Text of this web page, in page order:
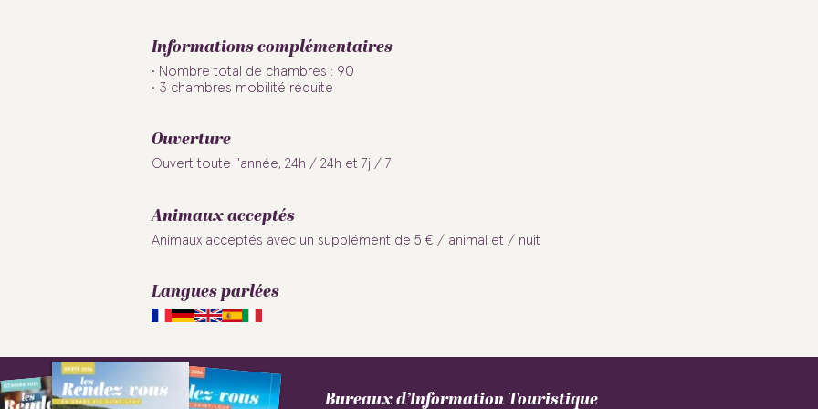
Informations complémentaires
Nombre total de chambres : 90
3 chambres mobilité réduite
Ouverture
Ouvert toute l'année, 24h / 24h et 7j / 7
Animaux acceptés
Animaux acceptés avec un supplément de 5 € / animal et / nuit
Langues parlées
Équipements
Ascenseur
Se loger lors de votre
périple autour du Pic
Un tourisme
Randonner sans
Top 5 des plus belles
Week-end Saint-
Bureaux d’Information Touristique